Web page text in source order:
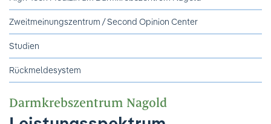
Standorte & Kontakt Aktuelles
Veranstaltungen
Ihre Meinung ist uns wichtig!
Zweitmeinungszentrum / Second Opinion Center
Studien
Rückmeldesystem
Darmkrebszentrum Nagold